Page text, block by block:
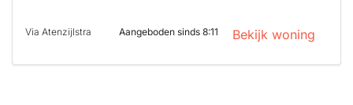
Via Atenzijlstra Aangeboden sinds 8:11 Bekijk woning